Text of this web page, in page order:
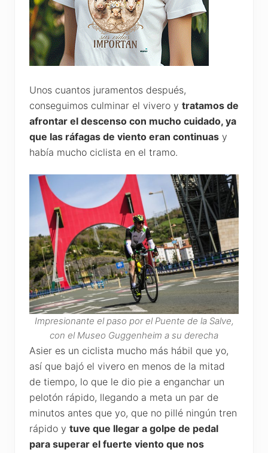
Unos cuantos juramentos después,
conseguimos culminar el vivero y tratamos de
afrontar el descenso con mucho cuidado, ya
que las ráfagas de viento eran continuas y
había mucho ciclista en el tramo.
Impresionante el paso por el Puente de la Salve,
con el Museo Guggenheim a su derecha
Asier es un ciclista mucho más hábil que yo,
así que bajó el vivero en menos de la mitad
de tiempo, lo que le dio pie a enganchar un
pelotón rápido, llegando a meta un par de
minutos antes que yo, que no pillé ningún tren
rápido y tuve que llegar a golpe de pedal
para superar el fuerte viento que nos